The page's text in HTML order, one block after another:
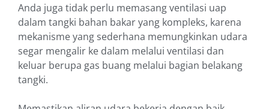
Anda juga tidak perlu memasang ventilasi uap
dalam tangki bahan bakar yang kompleks, karena
mekanisme yang sederhana memungkinkan udara
segar mengalir ke dalam melalui ventilasi dan
keluar berupa gas buang melalui bagian belakang
tangki.